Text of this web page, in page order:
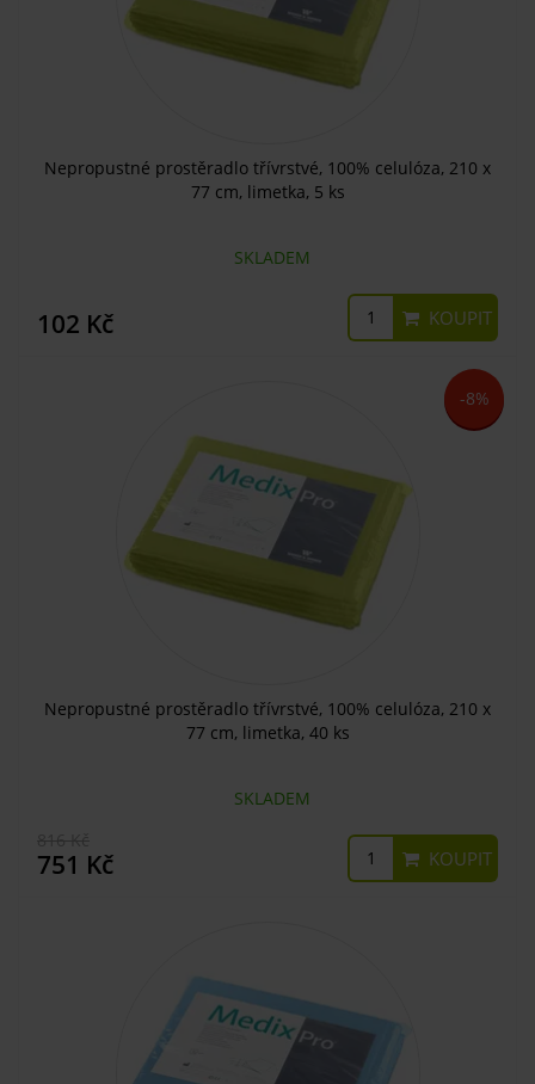
Nepropustné prostěradlo třívrstvé, 100% celulóza, 210 x
77 cm, limetka, 5 ks
SKLADEM
102 Kč KOUPIT
-8%
Nepropustné prostěradlo třívrstvé, 100% celulóza, 210 x
77 cm, limetka, 40 ks
SKLADEM
751 Kč KOUPIT